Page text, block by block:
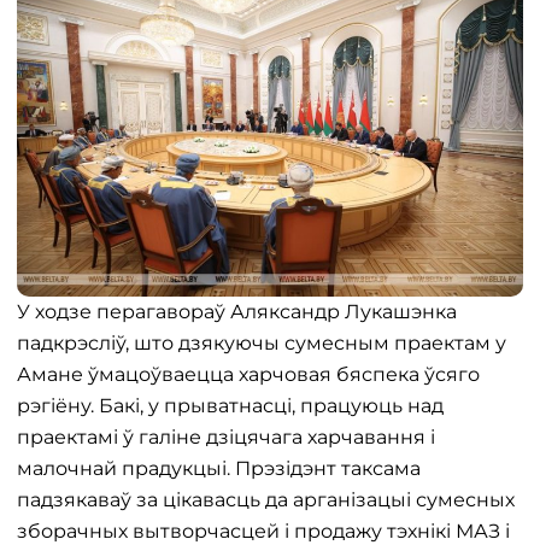
У ходзе перагавораў Аляксандр Лукашэнка
падкрэсліў, што дзякуючы сумесным праектам у
Амане ўмацоўваецца харчовая бяспека ўсяго
рэгіёну. Бакі, у прыватнасці, працуюць над
праектамі ў галіне дзіцячага харчавання і
малочнай прадукцыі. Прэзідэнт таксама
падзякаваў за цікавасць да арганізацыі сумесных
зборачных вытворчасцей і продажу тэхнікі МАЗ і